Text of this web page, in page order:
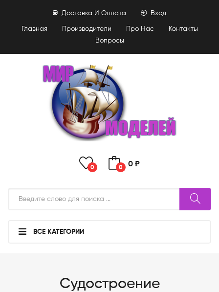
Главная Производители Про Нас
Контакты
Вопросы
Доставка И Оплата Вход
0 0 0 ₽
ВСЕ КАТЕГОРИИ
Судостроение